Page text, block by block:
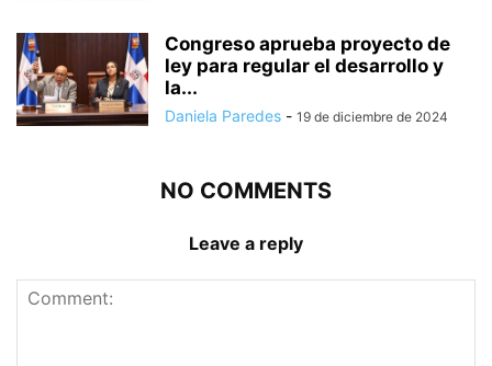
Congreso aprueba proyecto de
ley para regular el desarrollo y
la...
Daniela Paredes - 19 de diciembre de 2024
NO COMMENTS
Leave a reply